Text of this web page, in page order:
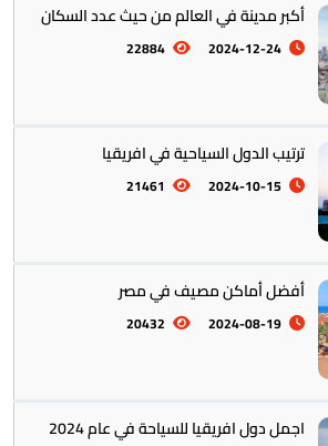
أكبر مدينة في العالم من حيث عدد السكان
2024-12-24
22884
ترتيب الدول السياحية في افريقيا
2024-10-15
21461
أفضل أماكن مصيف في مصر
2024-08-19
20432
اجمل دول افريقيا للسياحة في عام 2024